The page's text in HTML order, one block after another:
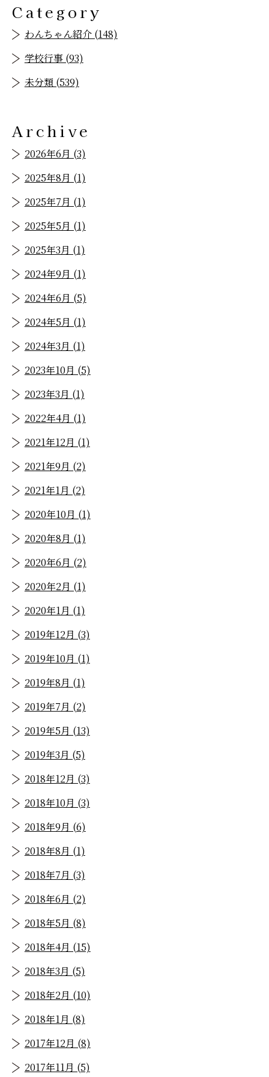
Category
わんちゃん紹介 (148)
学校行事 (93)
未分類 (539)
Archive
2026年6月 (3)
2025年8月 (1)
2025年7月 (1)
2025年5月 (1)
2025年3月 (1)
2024年9月 (1)
2024年6月 (5)
2024年5月 (1)
2024年3月 (1)
2023年10月 (5)
2023年3月 (1)
2022年4月 (1)
2021年12月 (1)
2021年9月 (2)
2021年1月 (2)
2020年10月 (1)
2020年8月 (1)
2020年6月 (2)
2020年2月 (1)
2020年1月 (1)
2019年12月 (3)
2019年10月 (1)
2019年8月 (1)
2019年7月 (2)
2019年5月 (13)
2019年3月 (5)
2018年12月 (3)
2018年10月 (3)
2018年9月 (6)
2018年8月 (1)
2018年7月 (3)
2018年6月 (2)
2018年5月 (8)
2018年4月 (15)
2018年3月 (5)
2018年2月 (10)
2018年1月 (8)
2017年12月 (8)
2017年11月 (5)